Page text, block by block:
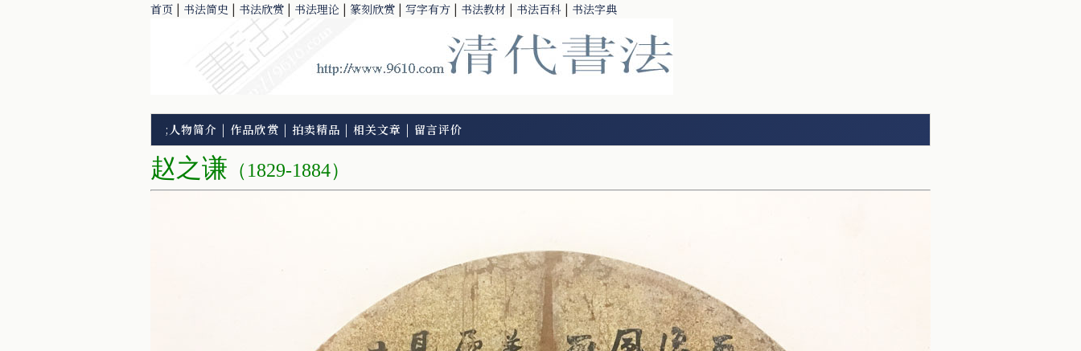
首页 | 书法简史 | 书法欣赏 | 书法理论 | 篆刻欣赏 | 写字有方 | 书法教材 | 书法百科 | 书法字典
; 人物简介 | 作品欣赏 | 拍卖精品 | 相关文章 | 留言评价
赵之谦 （1829-1884）